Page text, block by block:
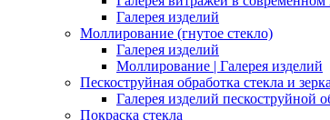
Галерея изделий
Моллирование (гнутое стекло)
Галерея изделий
Моллирование | Галерея изделий
Пескоструйная обработка стекла и
Галерея изделий пескоструйной
Покраска стекла